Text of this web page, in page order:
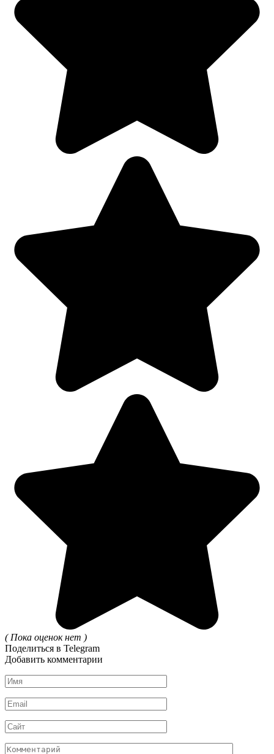
( Пока оценок нет )
Поделиться в Telegram
Добавить комментарии
Имя
*
Email
*
Сайт
Комментарий